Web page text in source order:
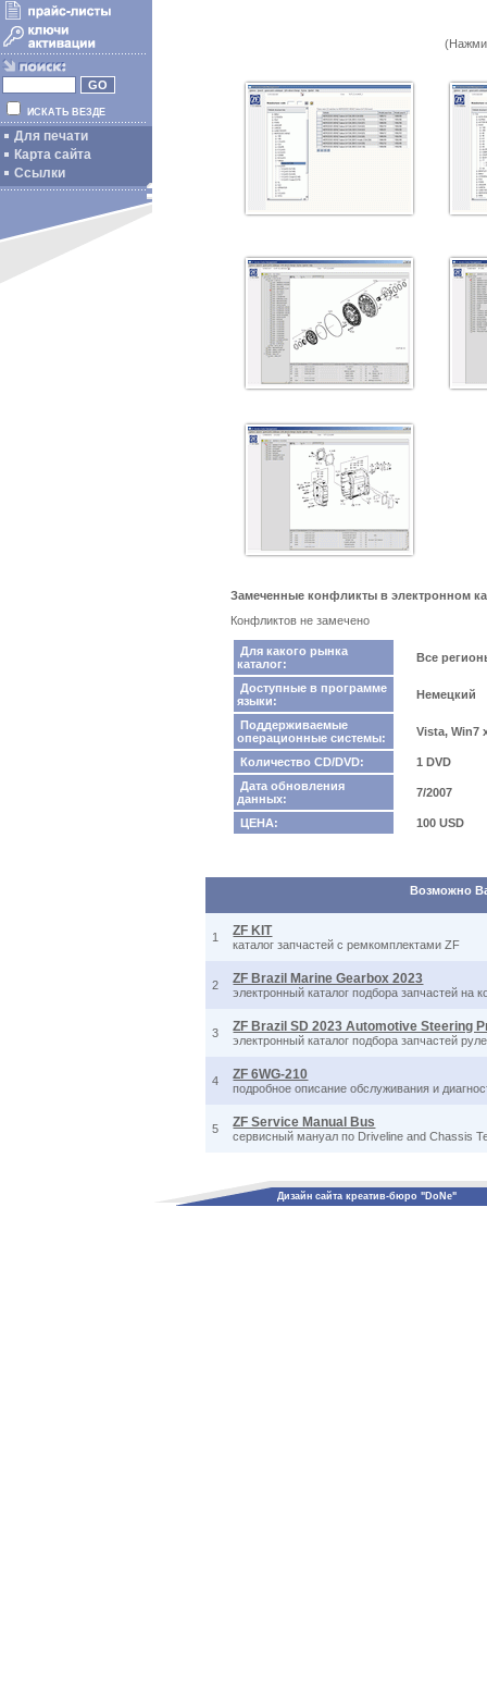
ИСКАТЬ ВЕЗДЕ
Для печати
Карта сайта
Ссылки
Замеченные конфликты в электронном
Конфликтов не замечено
Для какого рынка
каталог:
Все
Доступные в программе
языки:
Немецкий
Поддерживаемые
операционные системы:
Vista, Win7
Количество CD/DVD:
1 DVD
Дата обновления
данных:
7/2007
ЦЕНА: 100 USD
Возможно
1 ZF KIT
каталог запчастей с ремкомплектами ZF
2 ZF Brazil Marine Gearbox 2023
электронный каталог подбора запчастей на
3 ZF Brazil SD 2023 Automotive Steering
электронный каталог подбора запчастей
4 ZF 6WG-210
подробное описание обслуживания и
5 ZF Service Manual Bus
сервисный мануал по Driveline and Chassis
Дизайн сайта креатив-бюро "DoNe"